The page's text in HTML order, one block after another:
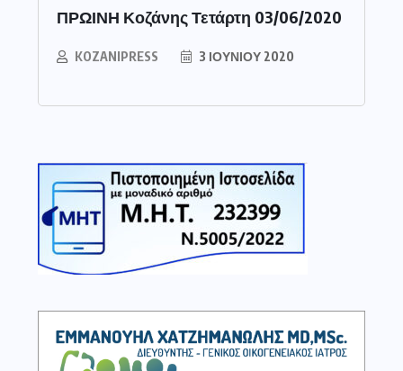
ΠΡΩΙΝΗ Κοζάνης Τετάρτη 03/06/2020
KOZANIPRESS 3 ΙΟΥΝΊΟΥ 2020